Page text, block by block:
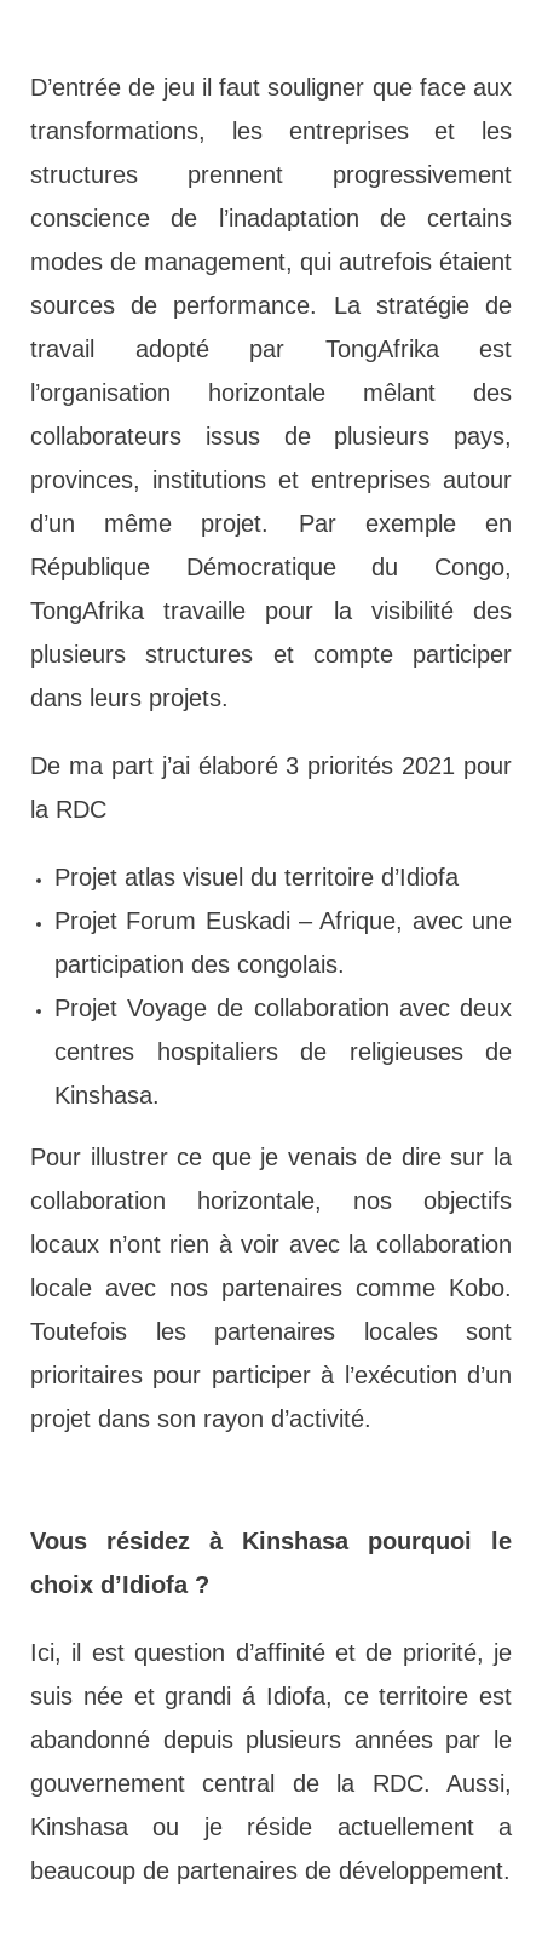
D’entrée de jeu il faut souligner que face aux
transformations, les entreprises et les
structures prennent progressivement
conscience de l’inadaptation de certains
modes de management, qui autrefois étaient
sources de performance. La stratégie de
travail adopté par TongAfrika est
l’organisation horizontale mêlant des
collaborateurs issus de plusieurs pays,
provinces, institutions et entreprises autour
d’un même projet. Par exemple en
République Démocratique du Congo,
TongAfrika travaille pour la visibilité des
plusieurs structures et compte participer
dans leurs projets.
De ma part j’ai élaboré 3 priorités 2021 pour
la RDC
Projet atlas visuel du territoire d’Idiofa
Projet Forum Euskadi – Afrique, avec une
participation des congolais.
Projet Voyage de collaboration avec deux
centres hospitaliers de religieuses de
Kinshasa.
Pour illustrer ce que je venais de dire sur la
collaboration horizontale, nos objectifs
locaux n’ont rien à voir avec la collaboration
locale avec nos partenaires comme Kobo.
Toutefois les partenaires locales sont
prioritaires pour participer à l’exécution d’un
projet dans son rayon d’activité.
Vous résidez à Kinshasa pourquoi le
choix d’Idiofa ?
Ici, il est question d’affinité et de priorité, je
suis née et grandi á Idiofa, ce territoire est
abandonné depuis plusieurs années par le
gouvernement central de la RDC. Aussi,
Kinshasa ou je réside actuellement a
beaucoup de partenaires de développement.